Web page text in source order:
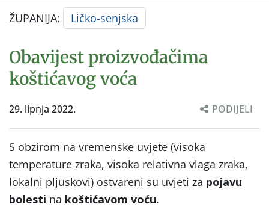
ŽUPANIJA: Ličko-senjska
Obavijest proizvođačima
koštićavog voća
29. lipnja 2022. PODIJELI
S obzirom na vremenske uvjete (visoka
temperature zraka, visoka relativna vlaga zraka,
lokalni pljuskovi) ostvareni su uvjeti za pojavu
bolesti na koštićavom voću.